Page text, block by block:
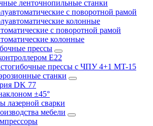
ленточнопильные станки
с поворотной рамой
колонные
с поворотной рамой
колонные
прессы
E22
прессы с ЧПУ 4+1 MT-15
станки
DK 77
±45°
лазерной сварки
мебели